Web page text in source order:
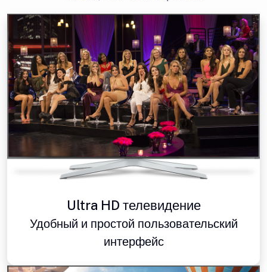
Ultra HD телевидение
Удобный и простой пользовательский
интерфейс